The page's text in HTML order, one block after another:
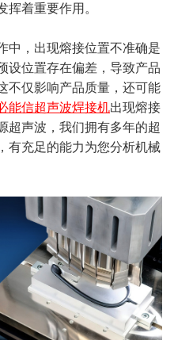
着重要作用。
中，出现熔接位置不准确是
设位置存在偏差，导致产品
不仅影响产品质量，还可能
能信超声波焊接机出现熔接
超声波，我们拥有多年的超
有充足的能力为您分析机械